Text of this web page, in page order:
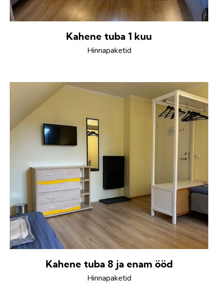
Kahene tuba 1 kuu
Hinnapaketid
Kahene tuba 8 ja enam ööd
Hinnapaketid